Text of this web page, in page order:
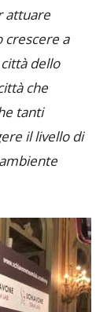
attuare
crescere a
dello
che
tanti
il livello di